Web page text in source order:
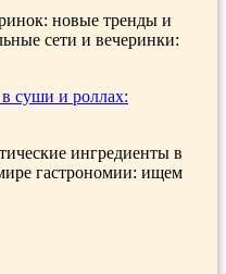
новые тренды и
сети и вечеринки:
суши и роллах:
ингредиенты в
гастрономии: ищем